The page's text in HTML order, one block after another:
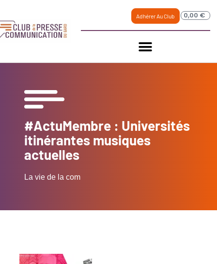
Adhérer Au Club 0,00 €
#ActuMembre : Universités
itinérantes musiques
actuelles
La vie de la com